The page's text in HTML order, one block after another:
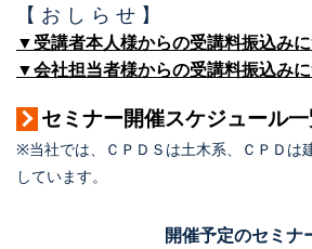
【 お し ら せ 】
▼受講者本人様からの受講料振込み
▼会社担当者様からの受講料振込み
セミナー開催スケジュール
※当社では、ＣＰＤＳは土木系、ＣＰＤは
しています。
開催予定のセミナ